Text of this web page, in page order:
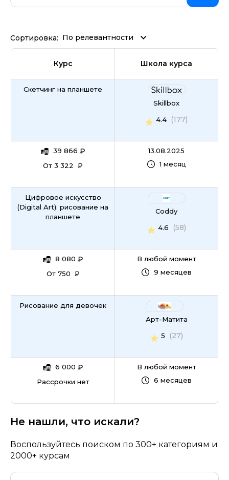
Сортировка: По релевантности
Курс Школа курса
Скетчинг на планшете
39 866 ₽
От 3 322 ₽
Skillbox
4.4
(177)
13.08.2025
1 месяц
Цифровое искусство
(Digital Art): рисование на
планшете
8 080 ₽
От 750 ₽
Coddy
4.6
(58)
В любой момент
9 месяцев
Рисование для девочек
6 000 ₽
Рассрочки нет
Арт-Матита
5
(27)
В любой момент
6 месяцев
Не нашли, что искали?
Воспользуйтесь поиском по 300+ категориям и
2000+ курсам